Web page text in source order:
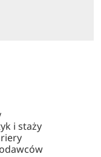
i staży